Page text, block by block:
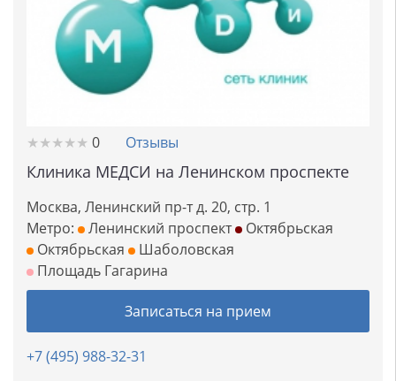
★★★★★
★★★★★ 0 Отзывы
Клиника МЕДСИ на Ленинском проспекте
Москва, Ленинский пр-т д. 20, стр. 1
Метро:
Ленинский проспект
Октябрьская
Октябрьская
Шаболовская
Площадь Гагарина
Записаться на прием
+7 (495) 988-32-31